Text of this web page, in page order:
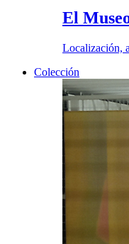
El
Localización,
Colección